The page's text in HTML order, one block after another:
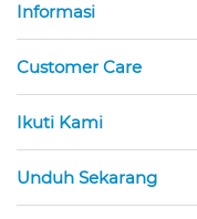
Informasi
Customer Care
Ikuti Kami
Unduh Sekarang